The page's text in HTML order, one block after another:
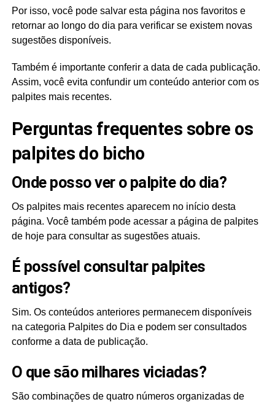
Por isso, você pode salvar esta página nos favoritos e
retornar ao longo do dia para verificar se existem novas
sugestões disponíveis.
Também é importante conferir a data de cada publicação.
Assim, você evita confundir um conteúdo anterior com os
palpites mais recentes.
Perguntas frequentes sobre os
palpites do bicho
Onde posso ver o palpite do dia?
Os palpites mais recentes aparecem no início desta
página. Você também pode acessar a página de palpites
de hoje para consultar as sugestões atuais.
É possível consultar palpites
antigos?
Sim. Os conteúdos anteriores permanecem disponíveis
na categoria Palpites do Dia e podem ser consultados
conforme a data de publicação.
O que são milhares viciadas?
São combinações de quatro números organizadas de